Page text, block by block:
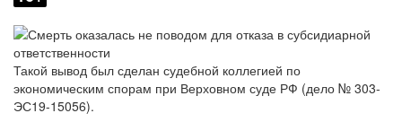
Такой вывод был сделан судебной коллегией по
экономическим спорам при Верховном суде РФ (дело № 303-
ЭС19-15056).